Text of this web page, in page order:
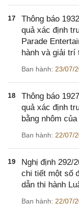
17
Thông báo
quả xác định
Parade
hành và giải trí
Ban hành: 23/07/
18
Thông báo
quả xác định
bằng nhôm
Ban hành: 22/07/
19
Nghị định 292/
chi tiết một số
dẫn thi hành
Ban hành: 22/07/